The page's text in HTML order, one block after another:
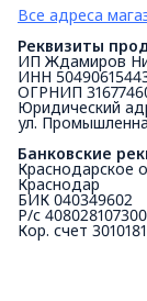
Все адреса
Реквизиты
ИП Ждамиров
ИНН
ОГРНИП
Юридический
ул.
Банковские
Краснодарское
Краснодар
БИК 040349602
Р/с
Кор. счет